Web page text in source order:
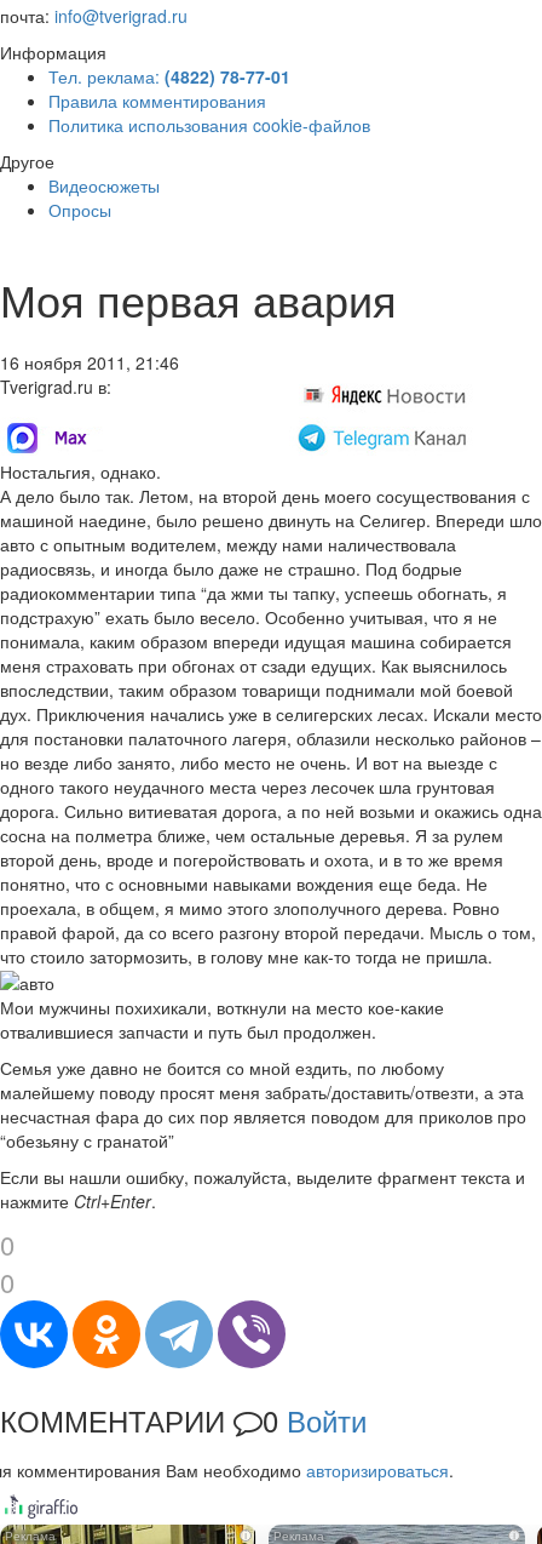
почта: info@tverigrad.ru
Информация
Тел. реклама: (4822) 78-77-01
Правила комментирования
Политика использования cookie-файлов
Другое
Видеосюжеты
Опросы
Моя первая авария
16 ноября 2011, 21:46
Tverigrad.ru в:
Ностальгия, однако.
А дело было так. Летом, на второй день моего сосуществования с
машиной наедине, было решено двинуть на Селигер. Впереди шло
авто с опытным водителем, между нами наличествовала
радиосвязь, и иногда было даже не страшно. Под бодрые
радиокомментарии типа “да жми ты тапку, успеешь обогнать, я
подстрахую” ехать было весело. Особенно учитывая, что я не
понимала, каким образом впереди идущая машина собирается
меня страховать при обгонах от сзади едущих. Как выяснилось
впоследствии, таким образом товарищи поднимали мой боевой
дух. Приключения начались уже в селигерских лесах. Искали место
для постановки палаточного лагеря, облазили несколько районов –
но везде либо занято, либо место не очень. И вот на выезде с
одного такого неудачного места через лесочек шла грунтовая
дорога. Сильно витиеватая дорога, а по ней возьми и окажись одна
сосна на полметра ближе, чем остальные деревья. Я за рулем
второй день, вроде и погеройствовать и охота, и в то же время
понятно, что с основными навыками вождения еще беда. Не
проехала, в общем, я мимо этого злополучного дерева. Ровно
правой фарой, да со всего разгону второй передачи. Мысль о том,
что стоило затормозить, в голову мне как-то тогда не пришла.
Мои мужчины похихикали, воткнули на место кое-какие
отвалившиеся запчасти и путь был продолжен.
Семья уже давно не боится со мной ездить, по любому
малейшему поводу просят меня забрать/доставить/отвезти, а эта
несчастная фара до сих пор является поводом для приколов про
“обезьяну с гранатой”
Если вы нашли ошибку, пожалуйста, выделите фрагмент текста и
нажмите Ctrl+Enter.
0
0
КОММЕНТАРИИ 0 Войти
комментирования Вам необходимо авторизироваться.
i i